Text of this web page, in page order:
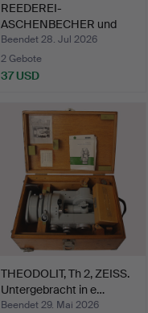
REEDEREI-
ASCHENBECHER und
Zubehör, 17 Stüc…
Beendet 28. Jul 2026
2 Gebote
37 USD
THEODOLIT, Th 2, ZEISS.
Untergebracht in e…
Beendet 29. Mai 2026